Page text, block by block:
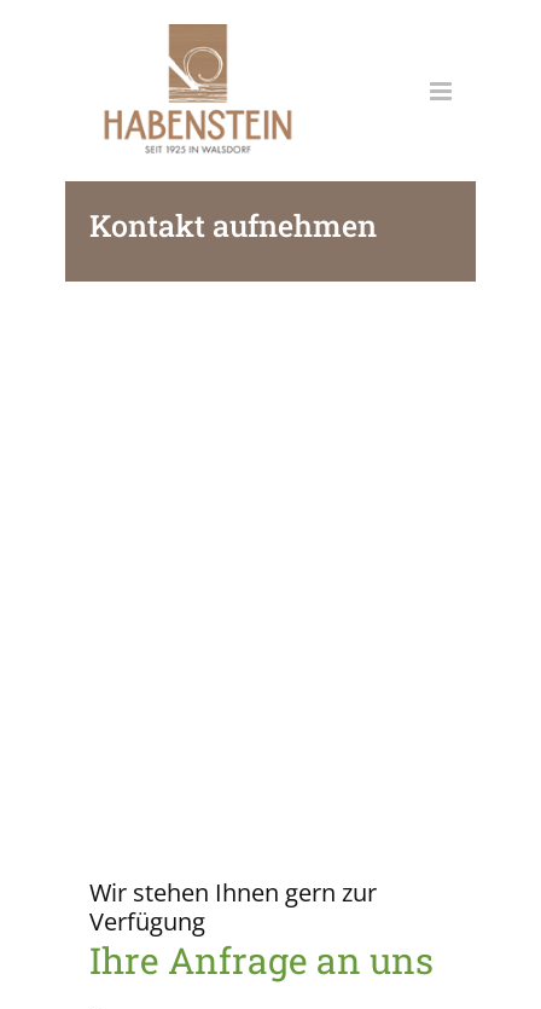
Kontakt aufnehmen
Wir stehen Ihnen gern zur
Verfügung
Ihre Anfrage an uns